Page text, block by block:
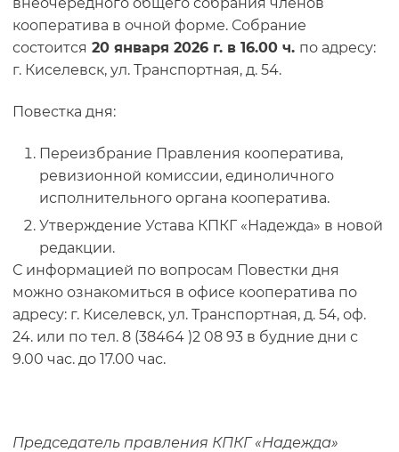
кооператива в очной форме. Собрание
состоится 20 января 2026 г. в 16.00 ч. по адресу:
г. Киселевск, ул. Транспортная, д. 54.
Повестка дня:
Переизбрание Правления кооператива,
ревизионной комиссии, единоличного
исполнительного органа кооператива.
Утверждение Устава КПКГ «Надежда» в новой
редакции.
С информацией по вопросам Повестки дня
можно ознакомиться в офисе кооператива по
адресу: г. Киселевск, ул. Транспортная, д. 54, оф.
24. или по тел. 8 (38464 )2 08 93 в будние дни с
9.00 час. до 17.00 час.
Председатель правления КПКГ «Надежда»